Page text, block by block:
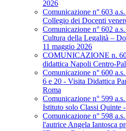
2026
Comunicazione n° 603
Collegio dei Docenti
Comunicazione n° 602
Cultura della Legalità –
11 maggio 2026
COMUNICAZIONE n.
didattica Napoli Centro-
Comunicazione n° 600
6 e 20 - Visita Didattica
Roma
Comunicazione n° 599
Istituto solo Classi Quinte
Comunicazione n° 598
l'autrice Angela Iantosca